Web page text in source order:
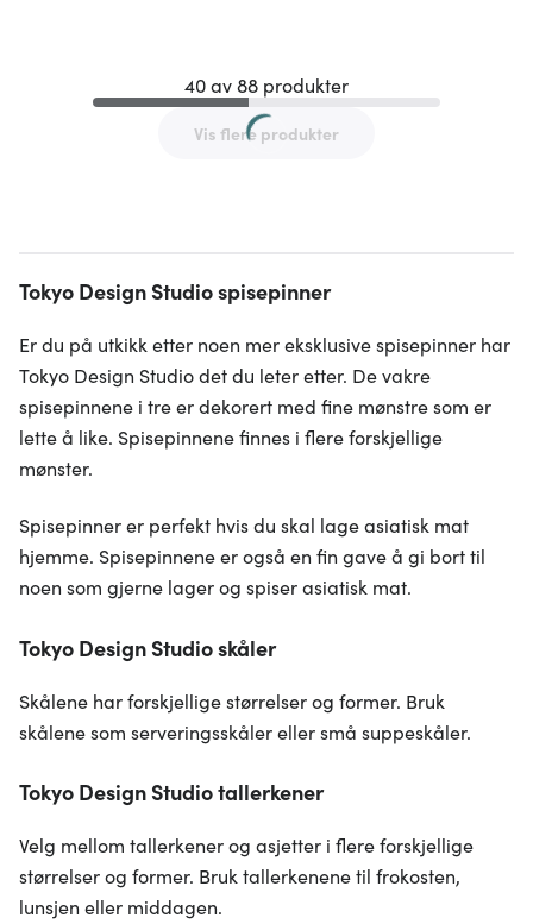
40 av 88 produkter
Vis flere produkter
Tokyo Design Studio spisepinner
Er du på utkikk etter noen mer eksklusive spisepinner har
Tokyo Design Studio det du leter etter. De vakre
spisepinnene i tre er dekorert med fine mønstre som er
lette å like. Spisepinnene finnes i flere forskjellige
mønster.
Spisepinner er perfekt hvis du skal lage asiatisk mat
hjemme. Spisepinnene er også en fin gave å gi bort til
noen som gjerne lager og spiser asiatisk mat.
Tokyo Design Studio skåler
Skålene har forskjellige størrelser og former. Bruk
skålene som serveringsskåler eller små suppeskåler.
Tokyo Design Studio tallerkener
Velg mellom tallerkener og asjetter i flere forskjellige
størrelser og former. Bruk tallerkenene til frokosten,
lunsjen eller middagen.